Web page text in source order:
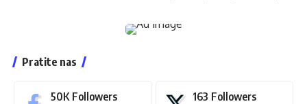
Pratite nas
50K Followers 163 Followers